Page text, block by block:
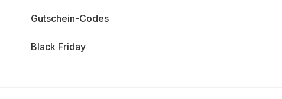
Gutschein-Codes
Black Friday